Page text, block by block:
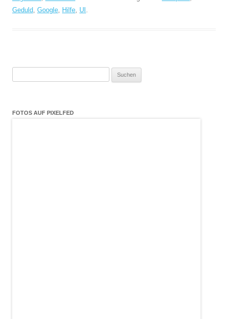
Geduld, Google, Hilfe, UI .
FOTOS AUF PIXELFED